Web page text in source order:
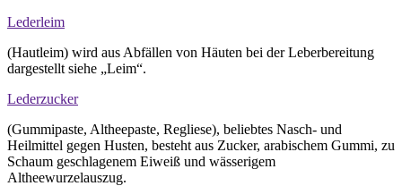
Lederleim
(Hautleim) wird aus Abfällen von Häuten bei der Leberbereitung
dargestellt siehe „Leim“.
Lederzucker
(Gummipaste, Altheepaste, Regliese), beliebtes Nasch- und
Heilmittel gegen Husten, besteht aus Zucker, arabischem Gummi, zu
Schaum geschlagenem Eiweiß und wässerigem
Altheewurzelauszug.